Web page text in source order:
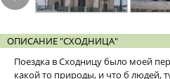
ОПИСАНИЕ "СХОДНИЦА"
Поездка в Сходницу было моей
какой то природы, и что б людей,